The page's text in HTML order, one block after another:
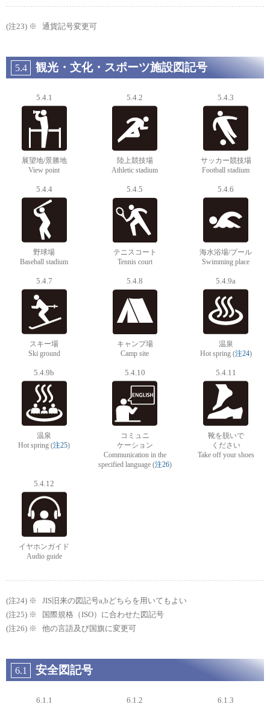
通貨記号変更可
5.4 観光・文化・スポーツ施設図記号
5.4.1
展望地/景勝地
View point
5.4.2
陸上競技場
Athletic stadium
5.4.3
サッカー競技場
Football stadium
5.4.4
野球場
Baseball stadium
5.4.5
テニスコート
Tennis court
5.4.6
海水浴場/プール
Swimming place
5.4.7
スキー場
Ski ground
5.4.8
キャンプ場
Camp site
5.4.9a
温泉
Hot spring (注24)
5.4.9b
温泉
Hot spring (注25)
5.4.10
コミュニ
ケーション
Communication in the
specified language (注26)
5.4.11
靴を脱いで
ください
Take off your shoes
5.4.12
イヤホンガイド
Audio guide
JIS旧来の図記号a,bどちらを用いてもよい
国際規格（ISO）に合わせた図記号
他の言語及び国旗に変更可
6.1 安全図記号
6.1.1 6.1.2 6.1.3